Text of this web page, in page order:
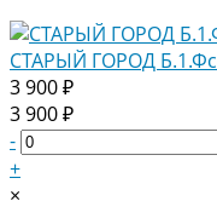
СТАРЫЙ ГОРОД
3 900 ₽
3 900 ₽
-
+
×